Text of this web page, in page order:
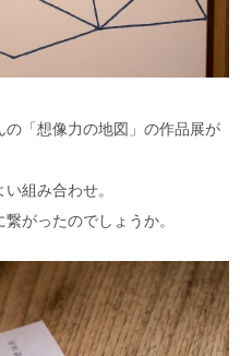
「想像力の地図」の作品展が
組み合わせ。
がったのでしょうか。